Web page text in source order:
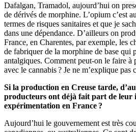
Dafalgan, Tramadol, aujourd’hui on
de dérivés de morphine. L’opium c’est
termes de risques sanitaires et que je
dans une dépendance. D’ailleurs on
France, en Charentes, par exemple, les
de fabriquer de la morphine de base qui
antalgiques. Comment peut-on le faire à
avec le cannabis ? Je ne m’explique pas
Si la production en Creuse tarde,
producteurs ont déjà fait part de leur
expérimentation en France ?
Aujourd’hui le gouvernement est très